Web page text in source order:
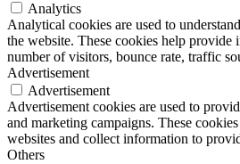
Analytics
Analytical cookies are used to
the website. These cookies help provide
number of visitors, bounce rate, traffic
Advertisement
Advertisement
Advertisement cookies are used to
and marketing campaigns. These
websites and collect information to
Others